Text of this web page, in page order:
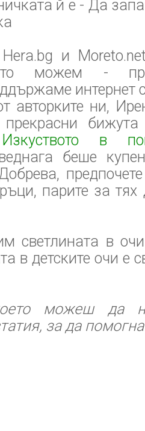
й е - Да
и
можем -
интернет
авторките ни,
прекрасни
Изкуството в
беше
парите за
светлината в
в детските очи е
можеш да
за да